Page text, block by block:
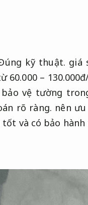
kỹ thuật. giá
60.000 –
vệ tường
rõ ràng. nên
và có bảo